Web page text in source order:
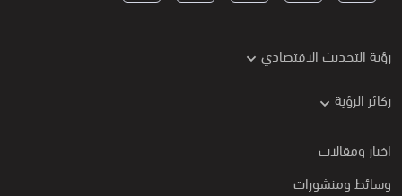
رؤية التحديث الاقتصادي
ركائز الرؤية
اخبار ومقالات
وسائط ومنشورات